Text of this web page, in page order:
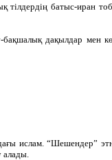
тілдердің батыс-иран
дақылдар мен
ислам. “Шешендер”